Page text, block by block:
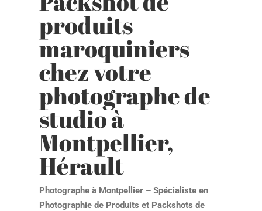
produits
maroquiniers
chez votre
photographe de
studio à
Montpellier,
Hérault
Photographe à Montpellier – Spécialiste en
Photographie de Produits et Packshots de